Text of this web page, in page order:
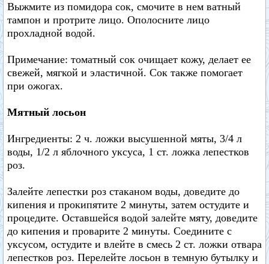
Выжмите из помидора сок, смочите в нем ватный
тампон и протрите лицо. Ополосните лицо
прохладной водой.
Примечание: томатный сок очищает кожу, делает ее
свежей, мягкой и эластичной. Сок также помогает
при ожогах.
Мятный лосьон
Ингредиенты: 2 ч. ложки высушенной мяты, 3/4 л
воды, 1/2 л яблочного уксуса, 1 ст. ложка лепестков
роз.
Залейте лепестки роз стаканом воды, доведите до
кипения и прокипятите 2 минуты, затем остудите и
процедите. Оставшейся водой залейте мяту, доведите
до кипения и проварите 2 минуты. Соедините с
уксусом, остудите и влейте в смесь 2 ст. ложки отвара
лепестков роз. Перелейте лосьон в темную бутылку и